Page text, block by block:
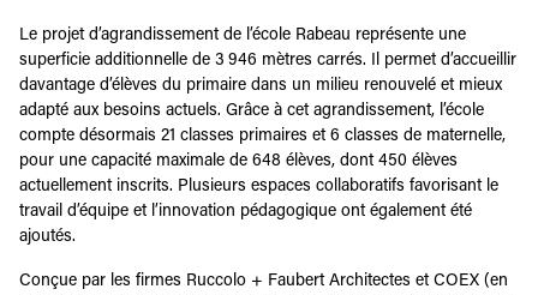
Le projet d’agrandissement de l’école Rabeau représente une
superficie additionnelle de 3 946 mètres carrés. Il permet d’accueillir
davantage d’élèves du primaire dans un milieu renouvelé et mieux
adapté aux besoins actuels. Grâce à cet agrandissement, l’école
compte désormais 21 classes primaires et 6 classes de maternelle,
pour une capacité maximale de 648 élèves, dont 450 élèves
actuellement inscrits. Plusieurs espaces collaboratifs favorisant le
travail d’équipe et l’innovation pédagogique ont également été
ajoutés.
Conçue par les firmes Ruccolo + Faubert Architectes et COEX (en